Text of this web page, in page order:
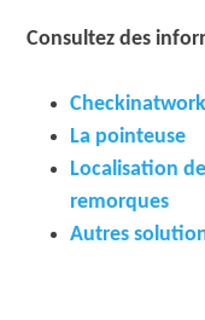
Consultez des
Checkinatwork
La pointeuse
Localisation
remorques
Autres